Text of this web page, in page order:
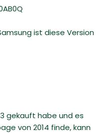
ist diese Version
gekauft habe und es
von 2014 finde, kann